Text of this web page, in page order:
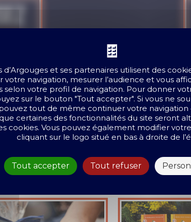
NOS COLLECTIONS
d’Argouges et ses partenairesutilisent des
votre navigation, mesurer l’audience et vous
selon votre profil de navigation. Pour donner
sur le bouton "Tout accepter". Si vous ne
tout de même continuer votre navigation
certaines des fonctionnalités du site seront
cookies. Vous pouvez également modifier
cliquant sur le logo situé en bas à droite de
Tout accepter Tout refuser